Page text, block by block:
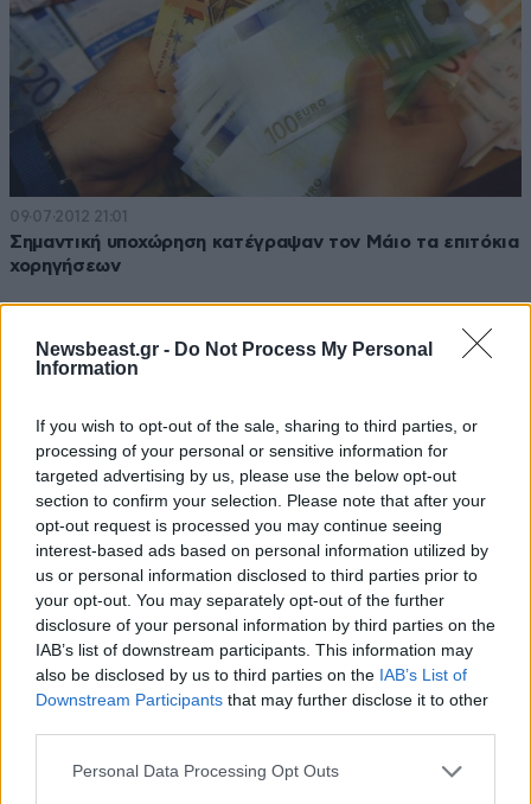
Newsbeast.gr - Do Not Process My Personal
Information
If you wish to opt-out of the sale, sharing to third parties, or
processing of your personal or sensitive information for
targeted advertising by us, please use the below opt-out
section to confirm your selection. Please note that after your
opt-out request is processed you may continue seeing
interest-based ads based on personal information utilized by
us or personal information disclosed to third parties prior to
your opt-out. You may separately opt-out of the further
disclosure of your personal information by third parties on the
IAB’s list of downstream participants. This information may
also be disclosed by us to third parties on the IAB’s List of
Downstream Participants that may further disclose it to other
Please note that this website/app uses one or more Google
Personal Data Processing Opt Outs
09·07·2012 21:01
Σημαντική υποχώρηση κατέγραψαν τον Μάιο τα επιτόκια
χορηγήσεων
09·07·2012 20:49
Μέτρα για την αποφυγή προσπαθειών χειραγώγησης
επιτοκίων